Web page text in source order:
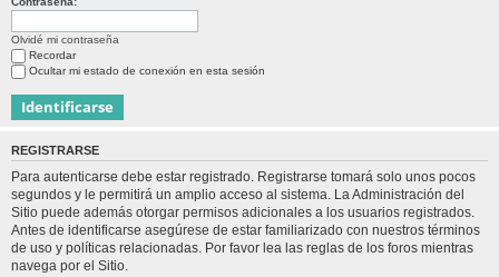
Olvidé mi contraseña
Recordar
Ocultar mi estado de conexión en esta sesión
REGISTRARSE
Para autenticarse debe estar registrado. Registrarse tomará solo unos pocos
segundos y le permitirá un amplio acceso al sistema. La Administración del
Sitio puede además otorgar permisos adicionales a los usuarios registrados.
Antes de identificarse asegúrese de estar familiarizado con nuestros términos
de uso y políticas relacionadas. Por favor lea las reglas de los foros mientras
navega por el Sitio.